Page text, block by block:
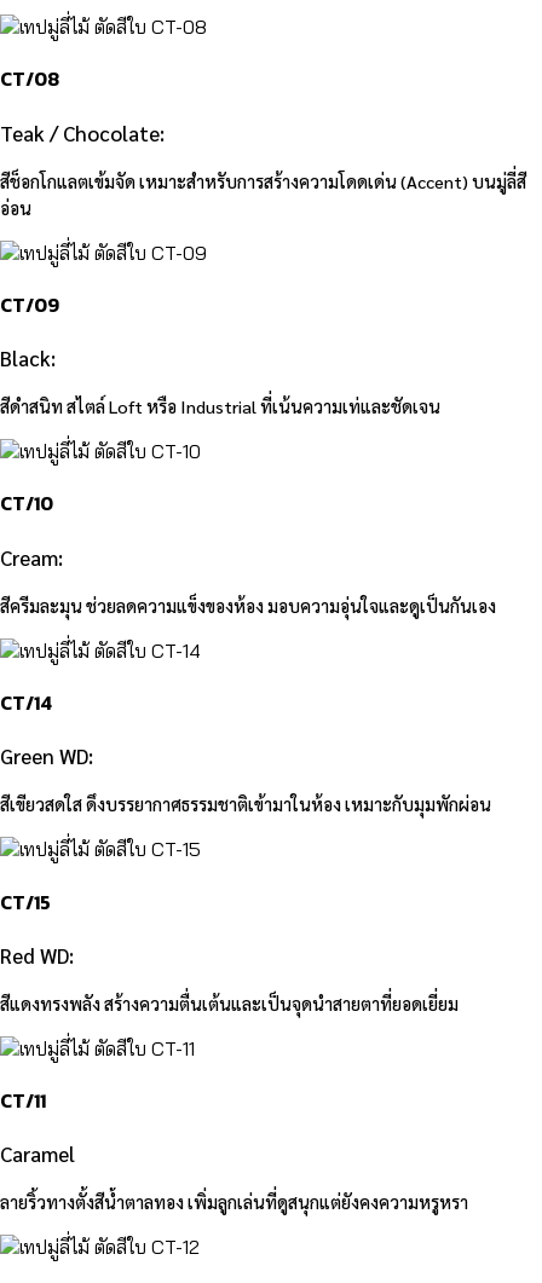
CT/08
Teak / Chocolate:
สีช็อกโกแลตเข้มจัด เหมาะสำหรับการสร้างความโดดเด่น (Accent) บนมู่ลี่สี
อ่อน
CT/09
Black:
สีดำสนิท สไตล์ Loft หรือ Industrial ที่เน้นความเท่และชัดเจน
CT/10
Cream:
สีครีมละมุน ช่วยลดความแข็งของห้อง มอบความอุ่นใจและดูเป็นกันเอง
CT/14
Green WD:
สีเขียวสดใส ดึงบรรยากาศธรรมชาติเข้ามาในห้อง เหมาะกับมุมพักผ่อน
CT/15
Red WD:
สีแดงทรงพลัง สร้างความตื่นเต้นและเป็นจุดนำสายตาที่ยอดเยี่ยม
CT/11
Caramel
ลายริ้วทางตั้งสีน้ำตาลทอง เพิ่มลูกเล่นที่ดูสนุกแต่ยังคงความหรูหรา